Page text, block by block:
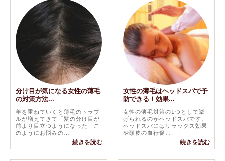
分け目が気になる女性の薄毛
の対策方法...
年を重ねていくと薄毛のトラブ
ルが増えてきて「髪の分け目が
前より目立つようになった」こ
のようにお悩みの…
続きを読む
女性の薄毛はヘッドスパで予
防できる！効果...
女性の薄毛対策の1つとして挙
げられるのがヘッドスパです。
ヘッドスパにはリラックス効果
や頭皮の血行促…
続きを読む